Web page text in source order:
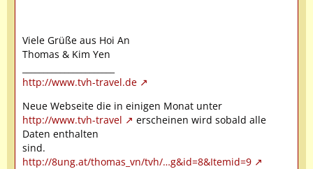
Viele Grüße aus Hoi An
Thomas & Kim Yen
http://www.tvh-travel.de
Neue Webseite die in einigen Monat unter
http://www.tvh-travel
erscheinen wird sobald alle
Daten enthalten
sind.
http://8ung.at/thomas_vn/tvh/…g&id=8&Itemid=9